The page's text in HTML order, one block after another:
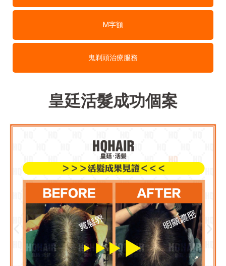
M字額
鬼剃頭治療服務
皇廷活髮成功個案